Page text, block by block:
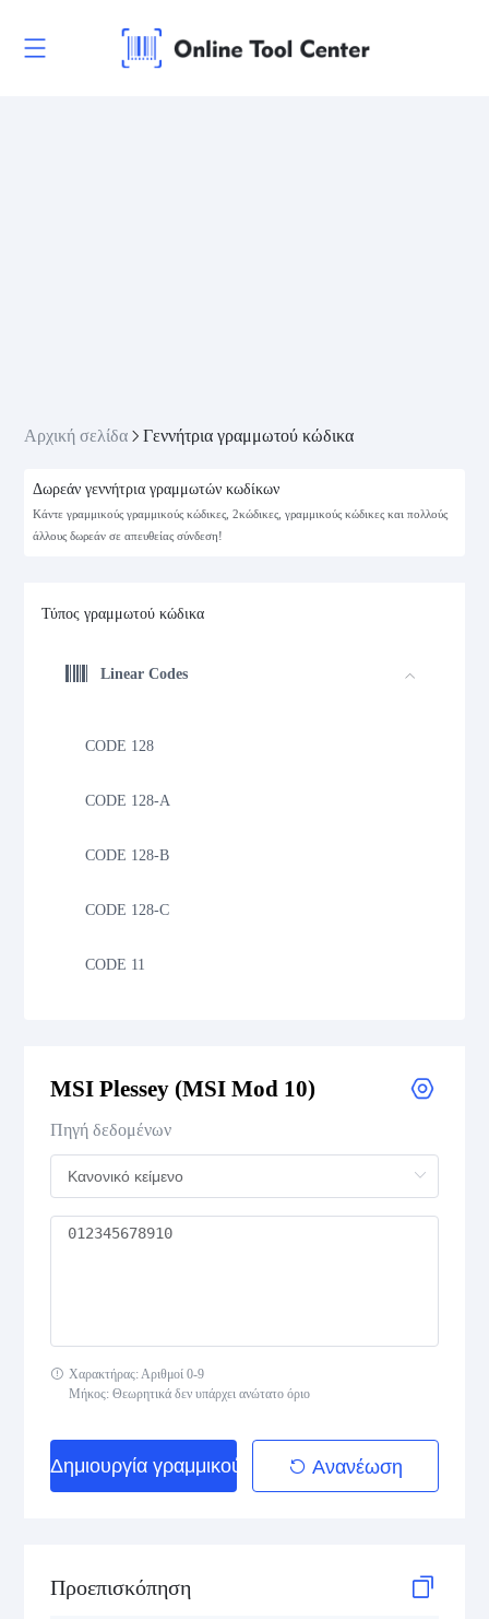
Αρχική σελίδα Γεννήτρια γραμμωτού κώδικα
Δωρεάν γεννήτρια γραμμωτών κωδίκων
Κάντε γραμμικούς γραμμικούς κώδικες, 2κώδικες, γραμμικούς κώδικες και πολλούς
άλλους δωρεάν σε απευθείας σύνδεση!
Τύπος γραμμωτού κώδικα
Linear Codes
CODE 128
CODE 128-A
CODE 128-B
CODE 128-C
CODE 11
CODE 39 Mod 43
CODE 93
Codabar
Standard 2 of 5
MSI Plessey (MSI Mod 10)
Pharmacode
MSI Plessey (MSI Mod 10)
Πηγή δεδομένων
Χαρακτήρας: Αριθμοί 0-9
Μήκος: Θεωρητικά δεν υπάρχει ανώτατο όριο
Δημιουργία γραμμικού κώδικα Ανανέωση
Προεπισκόπηση